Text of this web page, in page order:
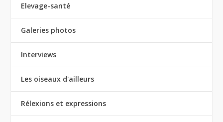
Elevage-santé
Galeries photos
Interviews
Les oiseaux d'ailleurs
Rélexions et expressions